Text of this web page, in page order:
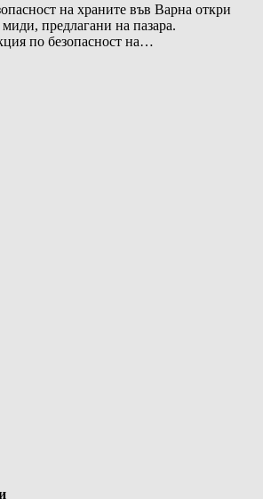
на храните във Варна откри
предлагани на пазара.
по безопасност на…